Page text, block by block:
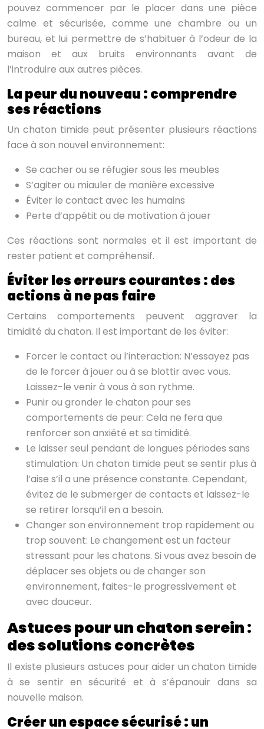
pouvez commencer par le placer dans une pièce
calme et sécurisée, comme une chambre ou un
bureau, et lui permettre de s’habituer à l’odeur de la
maison et aux bruits environnants avant de
l’introduire aux autres pièces.
La peur du nouveau : comprendre
ses réactions
Un chaton timide peut présenter plusieurs réactions
face à son nouvel environnement:
Se cacher ou se réfugier sous les meubles
S’agiter ou miauler de manière excessive
Éviter le contact avec les humains
Perte d’appétit ou de motivation à jouer
Ces réactions sont normales et il est important de
rester patient et compréhensif.
Éviter les erreurs courantes : des
actions à ne pas faire
Certains comportements peuvent aggraver la
timidité du chaton. Il est important de les éviter:
Forcer le contact ou l’interaction: N’essayez pas
de le forcer à jouer ou à se blottir avec vous.
Laissez-le venir à vous à son rythme.
Punir ou gronder le chaton pour ses
comportements de peur: Cela ne fera que
renforcer son anxiété et sa timidité.
Le laisser seul pendant de longues périodes sans
stimulation: Un chaton timide peut se sentir plus à
l’aise s’il a une présence constante. Cependant,
évitez de le submerger de contacts et laissez-le
se retirer lorsqu’il en a besoin.
Changer son environnement trop rapidement ou
trop souvent: Le changement est un facteur
stressant pour les chatons. Si vous avez besoin de
déplacer ses objets ou de changer son
environnement, faites-le progressivement et
avec douceur.
Astuces pour un chaton serein :
des solutions concrètes
Il existe plusieurs astuces pour aider un chaton timide
à se sentir en sécurité et à s’épanouir dans sa
nouvelle maison.
Créer un espace sécurisé : un